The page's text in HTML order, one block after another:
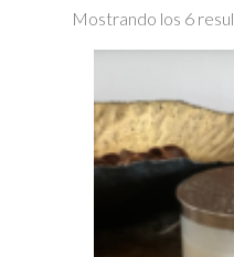
Mostrando los 6